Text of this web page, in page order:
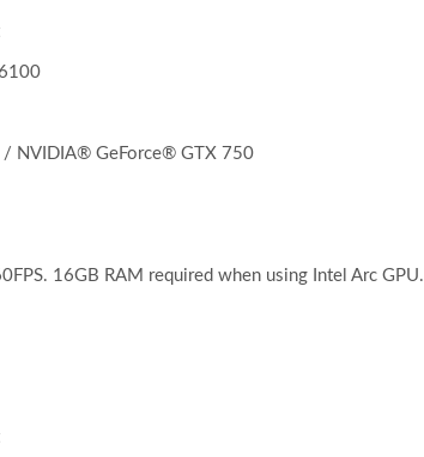
NVIDIA® GeForce® GTX 750
16GB RAM required when using Intel Arc GPU.